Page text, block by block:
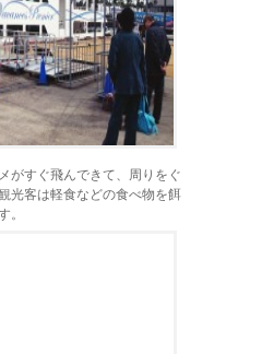
がすぐ飛んできて、周りをぐ
光客は軽食などの食べ物を餌
。